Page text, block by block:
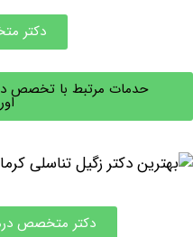
دکتر متخصص
حدمات مرتبط با تخصص دکتر
اورولوژی
دکتر متخصص درمان